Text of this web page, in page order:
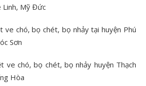
Linh, Mỹ Đức
ve chó, bọ chét, bọ nhảy tại huyện Phú
Sơn
ve chó, bọ chét, bọ nhảy huyện Thạch
Hòa